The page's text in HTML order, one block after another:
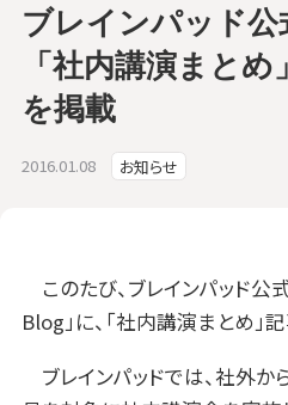
2016.01.08 お知らせ
ブレインパッド公
「社内講演まと
を掲載
このたび、ブレインパッド
Blog」に、「社内講演まとめ」
ブレインパッドでは、社外か